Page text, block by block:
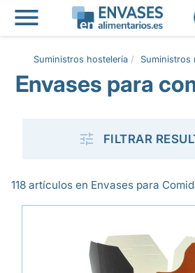

Suministros hostelería Suministros
Envases para
 FILTRAR
118 artículos en Envases para